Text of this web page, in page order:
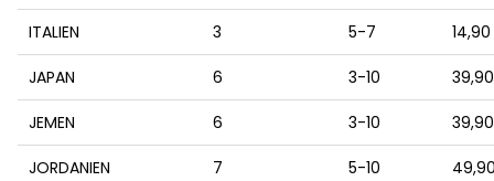
ITALIEN 3 5-7
JAPAN 6 3-10
JEMEN 6 3-10
JORDANIEN 7 5-10